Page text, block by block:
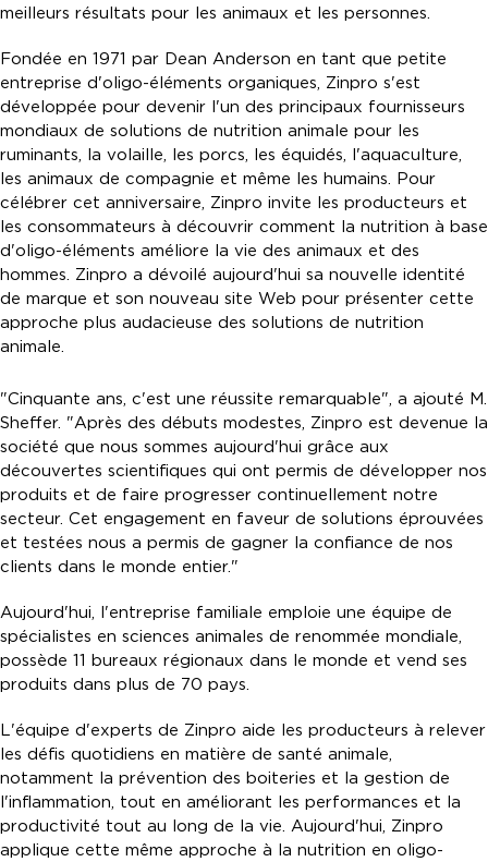
meilleurs résultats pour les animaux et les personnes.
Fondée en 1971 par Dean Anderson en tant que petite
entreprise d'oligo-éléments organiques, Zinpro s'est
développée pour devenir l'un des principaux fournisseurs
mondiaux de solutions de nutrition animale pour les
ruminants, la volaille, les porcs, les équidés, l'aquaculture,
les animaux de compagnie et même les humains. Pour
célébrer cet anniversaire, Zinpro invite les producteurs et
les consommateurs à découvrir comment la nutrition à base
d'oligo-éléments améliore la vie des animaux et des
hommes. Zinpro a dévoilé aujourd'hui sa nouvelle identité
de marque et son nouveau site Web pour présenter cette
approche plus audacieuse des solutions de nutrition
animale.
"Cinquante ans, c'est une réussite remarquable", a ajouté M.
Sheffer. "Après des débuts modestes, Zinpro est devenue la
société que nous sommes aujourd'hui grâce aux
découvertes scientifiques qui ont permis de développer nos
produits et de faire progresser continuellement notre
secteur. Cet engagement en faveur de solutions éprouvées
et testées nous a permis de gagner la confiance de nos
clients dans le monde entier."
Aujourd'hui, l'entreprise familiale emploie une équipe de
spécialistes en sciences animales de renommée mondiale,
possède 11 bureaux régionaux dans le monde et vend ses
produits dans plus de 70 pays.
L'équipe d'experts de Zinpro aide les producteurs à relever
les défis quotidiens en matière de santé animale,
notamment la prévention des boiteries et la gestion de
l'inflammation, tout en améliorant les performances et la
productivité tout au long de la vie. Aujourd'hui, Zinpro
applique cette même approche à la nutrition en oligo-